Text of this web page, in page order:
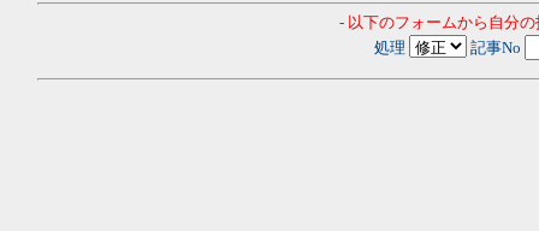
- 以下のフォームから自分
処理
記事No